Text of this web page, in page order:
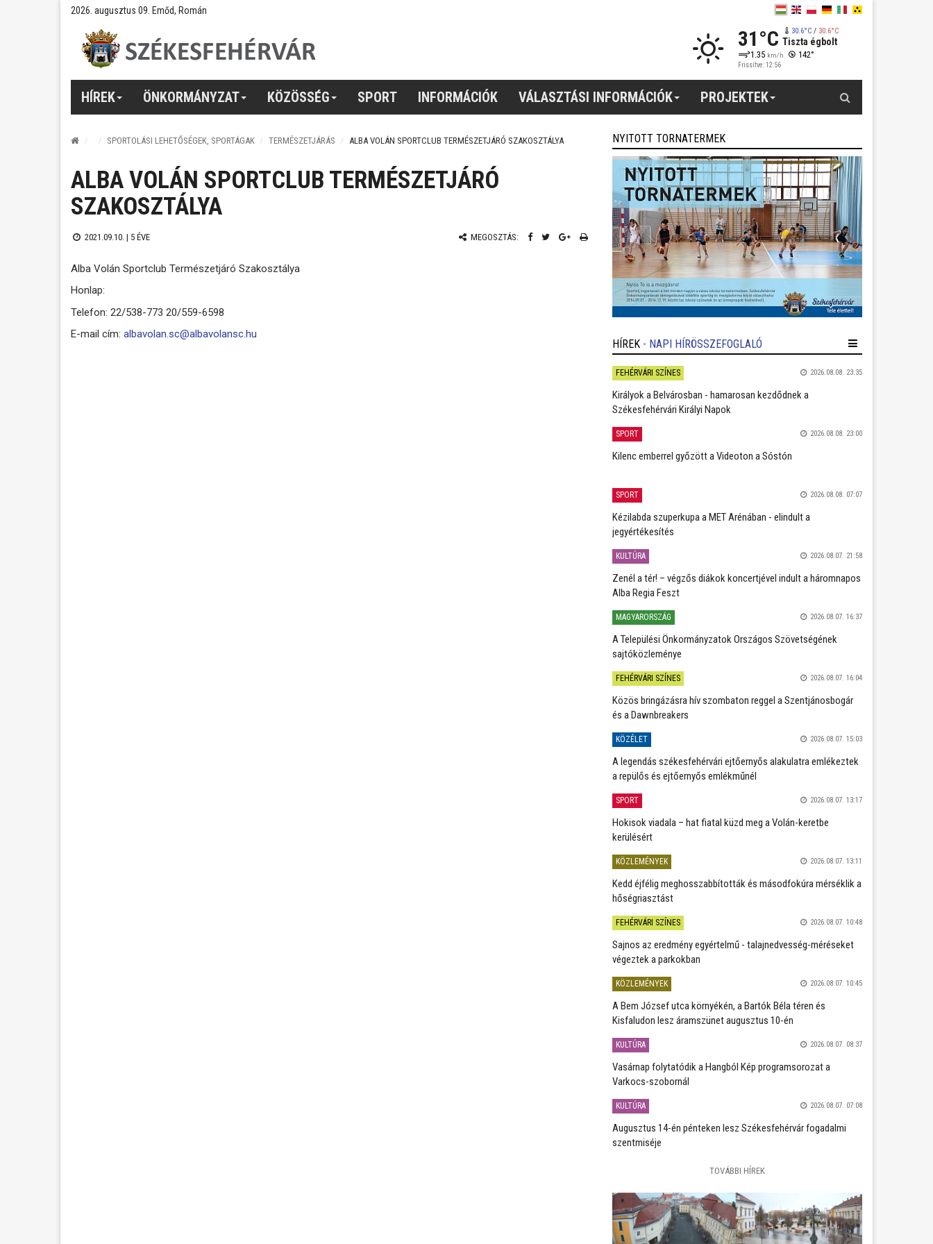
2026. augusztus 09. Emőd, Román
31°C 30.6°C/ 30.6°C
Tiszta égbolt
1.35 km/h 142°
Frissítve: 12:56
HÍREK ÖNKORMÁNYZAT KÖZÖSSÉG SPORT INFORMÁCIÓK VÁLASZTÁSI INFORMÁCIÓK PROJEKTEK
SPORTOLÁSI LEHETŐSÉGEK, SPORTÁGAK TERMÉSZETJÁRÁS ALBA VOLÁN SPORTCLUB TERMÉSZETJÁRÓ SZAKOSZTÁLYA
ALBA VOLÁN SPORTCLUB TERMÉSZETJÁRÓ
SZAKOSZTÁLYA
2021.09.10. | 5 ÉVE MEGOSZTÁS:
Alba Volán Sportclub Természetjáró Szakosztálya
Honlap:
Telefon: 22/538-773 20/559-6598
E-mail cím: albavolan.sc@albavolansc.hu
NYITOTT TORNATERMEK
HÍREK - NAPI HÍRÖSSZEFOGLALÓ
FEHÉRVÁRI SZÍNES 2026.08.08. 23:35
Királyok a Belvárosban - hamarosan kezdődnek a
Székesfehérvári Királyi Napok
SPORT 2026.08.08. 23:00
Kilenc emberrel győzött a Videoton a Sóstón
SPORT 2026.08.08. 07:07
Kézilabda szuperkupa a MET Arénában - elindult a
jegyértékesítés
KULTÚRA 2026.08.07. 21:58
Zenél a tér! – végzős diákok koncertjével indult a háromnapos
Alba Regia Feszt
MAGYARORSZÁG 2026.08.07. 16:37
A Települési Önkormányzatok Országos Szövetségének
sajtóközleménye
FEHÉRVÁRI SZÍNES 2026.08.07. 16:04
Közös bringázásra hív szombaton reggel a Szentjánosbogár
és a Dawnbreakers
KÖZÉLET 2026.08.07. 15:03
A legendás székesfehérvári ejtőernyős alakulatra emlékeztek
a repülős és ejtőernyős emlékműnél
SPORT 2026.08.07. 13:17
Hokisok viadala – hat fiatal küzd meg a Volán-keretbe
kerülésért
KÖZLEMÉNYEK 2026.08.07. 13:11
Kedd éjfélig meghosszabbították és másodfokúra mérséklik a
hőségriasztást
FEHÉRVÁRI SZÍNES 2026.08.07. 10:48
Sajnos az eredmény egyértelmű - talajnedvesség-méréseket
végeztek a parkokban
KÖZLEMÉNYEK 2026.08.07. 10:45
A Bem József utca környékén, a Bartók Béla téren és
Kisfaludon lesz áramszünet augusztus 10-én
KULTÚRA 2026.08.07. 08:37
Vasárnap folytatódik a Hangból Kép programsorozat a
Varkocs-szobornál
KULTÚRA 2026.08.07. 07:08
Augusztus 14-én pénteken lesz Székesfehérvár fogadalmi
szentmiséje
TOVÁBBI HÍREK